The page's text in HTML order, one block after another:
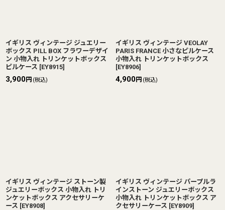
イギリス ヴィンテージ ジュエリー
ボックス PILL BOX フラワーデザイ
ン 小物入れ トリンケットボックス
ピルケース [EY8915]
3,900円 (税込)
イギリス ヴィンテージ VEOLAY
PARIS FRANCE 小さなピルケース
小物入れ トリンケットボックス
[EY8906]
4,900円 (税込)
イギリス ヴィンテージ ストーン製
ジュエリーボックス 小物入れ トリ
ンケットボックス アクセサリーケ
ース [EY8908]
イギリス ヴィンテージ パープルラ
インストーン ジュエリーボックス
小物入れ トリンケットボックス ア
クセサリーケース [EY8909]